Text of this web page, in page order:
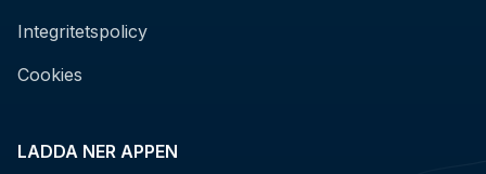
LADDA NER APPEN
Integritetspolicy
Cookies